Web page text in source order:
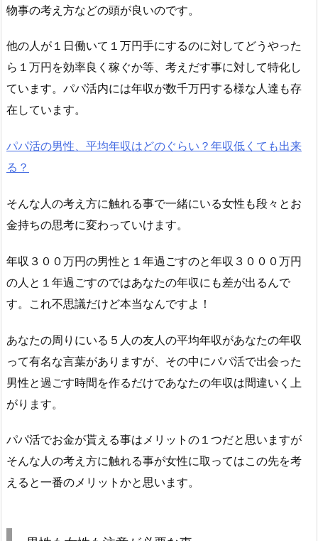
物事の考え方などの頭が良いのです。
他の人が１日働いて１万円手にするのに対してどうやった
ら１万円を効率良く稼ぐか等、考えだす事に対して特化し
ています。パパ活内には年収が数千万円する様な人達も存
在しています。
パパ活の男性、平均年収はどのぐらい？年収低くても出来
る？
そんな人の考え方に触れる事で一緒にいる女性も段々とお
金持ちの思考に変わっていけます。
年収３００万円の男性と１年過ごすのと年収３０００万円
の人と１年過ごすのではあなたの年収にも差が出るんで
す。これ不思議だけど本当なんですよ！
あなたの周りにいる５人の友人の平均年収があなたの年収
って有名な言葉がありますが、その中にパパ活で出会った
男性と過ごす時間を作るだけであなたの年収は間違いく上
がります。
パパ活でお金が貰える事はメリットの１つだと思いますが
そんな人の考え方に触れる事が女性に取ってはこの先を考
えると一番のメリットかと思います。